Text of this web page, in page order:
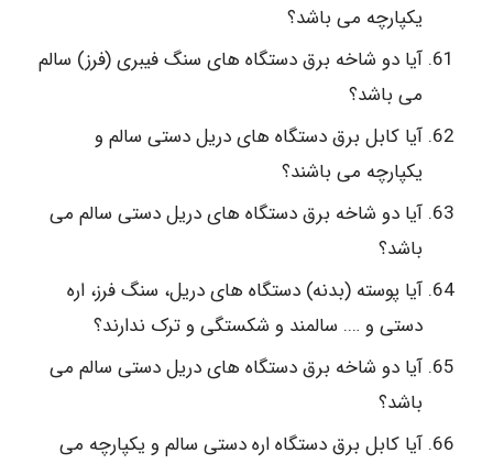
یکپارچه می باشد؟
آیا دو شاخه برق دستگاه های سنگ فیبری (فرز) سالم
می باشد؟
آیا کابل برق دستگاه های دریل دستی سالم و
یکپارچه می باشند؟
آیا دو شاخه برق دستگاه های دریل دستی سالم می
باشد؟
آیا پوسته (بدنه) دستگاه های دریل، سنگ فرز، اره
دستی و …. سالمند و شکستگی و ترک ندارند؟
آیا دو شاخه برق دستگاه های دریل دستی سالم می
باشد؟
آیا کابل برق دستگاه اره دستی سالم و یکپارچه می